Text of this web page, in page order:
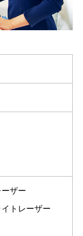
ザー
トレーザー